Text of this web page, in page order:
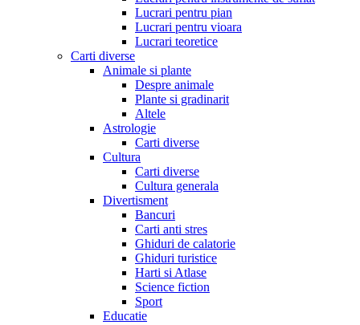
Lucrari pentru pian
Lucrari pentru vioara
Lucrari teoretice
Carti diverse
Animale si plante
Despre animale
Plante si gradinarit
Altele
Astrologie
Carti diverse
Cultura
Carti diverse
Cultura generala
Divertisment
Bancuri
Carti anti stres
Ghiduri de calatorie
Ghiduri turistice
Harti si Atlase
Science fiction
Sport
Educatie